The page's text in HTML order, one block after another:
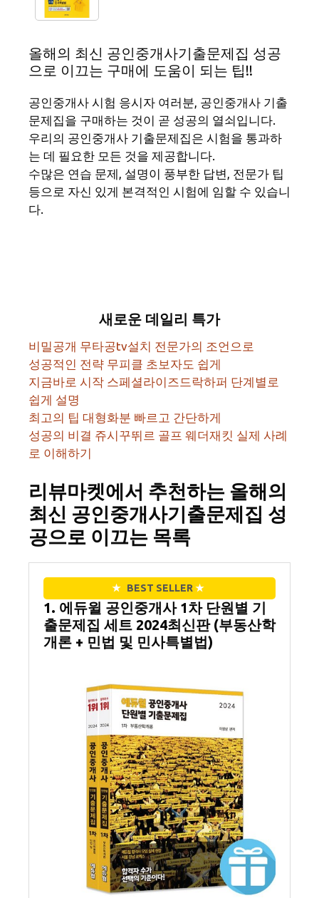
올해의 최신 공인중개사기출문제집 성공
으로 이끄는 구매에 도움이 되는 팁!!
공인중개사 시험 응시자 여러분, 공인중개사 기출
문제집을 구매하는 것이 곧 성공의 열쇠입니다.
우리의 공인중개사 기출문제집은 시험을 통과하
는 데 필요한 모든 것을 제공합니다.
수많은 연습 문제, 설명이 풍부한 답변, 전문가 팁
등으로 자신 있게 본격적인 시험에 임할 수 있습니
다.
새로운 데일리 특가
비밀공개 무타공tv설치 전문가의 조언으로
성공적인 전략 무피클 초보자도 쉽게
지금바로 시작 스페셜라이즈드락하퍼 단계별로
쉽게 설명
최고의 팁 대형화분 빠르고 간단하게
성공의 비결 쥬시꾸뛰르 골프 웨더재킷 실제 사례
로 이해하기
리뷰마켓에서 추천하는 올해의
최신 공인중개사기출문제집 성
공으로 이끄는 목록
★ BEST SELLER ★
1. 에듀윌 공인중개사 1차 단원별 기
출문제집 세트 2024최신판 (부동산학
개론 + 민법 및 민사특별법)